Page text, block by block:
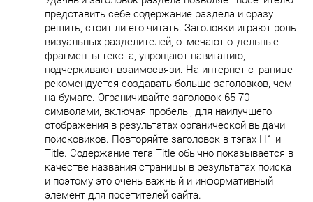
представить себе содержание раздела и сразу
решить, стоит ли его читать. Заголовки играют роль
визуальных разделителей, отмечают отдельные
фрагменты текста, упрощают навигацию,
подчеркивают взаимосвязи. На интернет-странице
рекомендуется создавать больше заголовков, чем
на бумаге. Ограничивайте заголовок 65-70
символами, включая пробелы, для наилучшего
отображения в результатах органической выдачи
поисковиков. Повторяйте заголовок в тэгах H1 и
Title. Содержание тега Title обычно показывается в
качестве названия страницы в результатах поиска
и поэтому это очень важный и информативный
элемент для посетителей сайта.